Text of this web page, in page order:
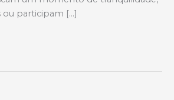
ou participam […]